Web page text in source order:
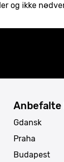
og ikke
Anbefalte
Gdansk
Praha
Budapest